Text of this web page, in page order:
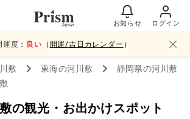
お知らせ ログイン
度： 良い （ 開運/吉日カレンダー ）
敷 東海の河川敷 静岡県の河川敷
の観光・お出かけスポット